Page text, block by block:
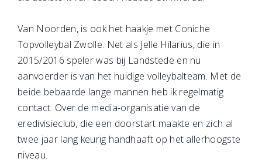
Van Noorden, is ook het haakje met Coniche
Topvolleybal Zwolle. Net als Jelle Hilarius, die in
2015/2016 speler was bij Landstede en nu
aanvoerder is van het huidige volleybalteam. Met de
beide bebaarde lange mannen heb ik regelmatig
contact. Over de media-organisatie van de
eredivisieclub, die een doorstart maakte en zich al
twee jaar lang keurig handhaaft op het allerhoogste
niveau.